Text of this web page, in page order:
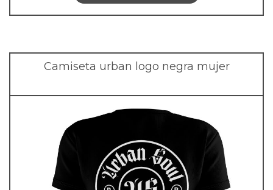
Camiseta urban logo negra mujer